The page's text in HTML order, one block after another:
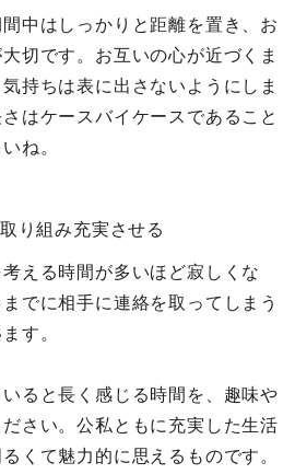
中はしっかりと距離を置き、お
切です。お互いの心が近づくま
持ちは表に出さないようにしま
はケースバイケースであること
ね。
り組み充実させる
える時間が多いほど寂しくな
でに相手に連絡を取ってしまう
す。
ると長く感じる時間を、趣味や
さい。公私ともに充実した生活
くて魅力的に思えるものです。